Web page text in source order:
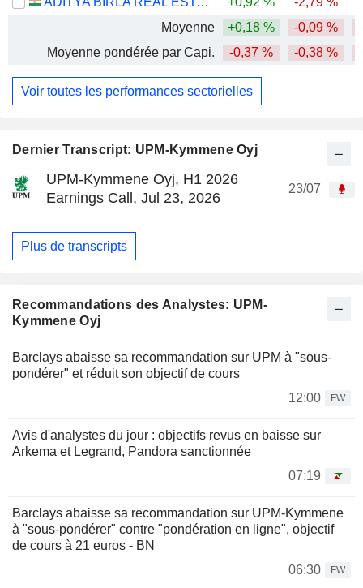
Dernier Transcript: UPM-Kymmene Oyj
UPM-Kymmene Oyj, H1 2026
Earnings Call, Jul 23, 2026
23/07
Plus de transcripts
Recommandations des Analystes: UPM-
Kymmene Oyj
Barclays abaisse sa recommandation sur UPM à "sous-
pondérer" et réduit son objectif de cours
12:00
FW
Avis d'analystes du jour : objectifs revus en baisse sur
Arkema et Legrand, Pandora sanctionnée
07:19
Barclays abaisse sa recommandation sur UPM-Kymmene
à "sous-pondérer" contre "pondération en ligne", objectif
de cours à 21 euros - BN
06:30
FW
Moyenne
+0,18 % -0,09 %
Moyenne pondérée par Capi.
-0,37 % -0,38 %
Voir toutes les performances sectorielles